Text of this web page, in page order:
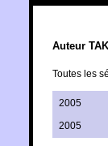
Auteur
Toutes les
2005
2005